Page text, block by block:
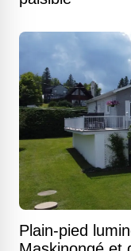
Plain-pied